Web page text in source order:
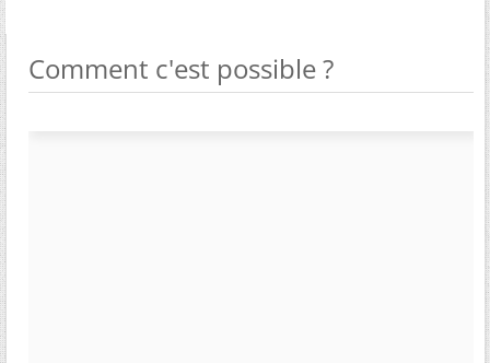
Comment c'est possible ?